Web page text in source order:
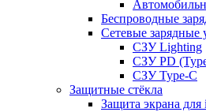
Беспроводные
Сетевые зарядные
СЗУ Lighting
СЗУ PD
СЗУ Type-C
Защитные стёкла
Защита экрана для